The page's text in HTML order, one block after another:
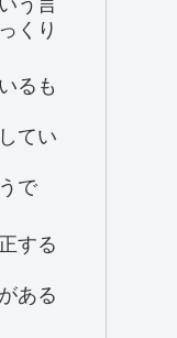
くり
るも
てい
で
する
ある